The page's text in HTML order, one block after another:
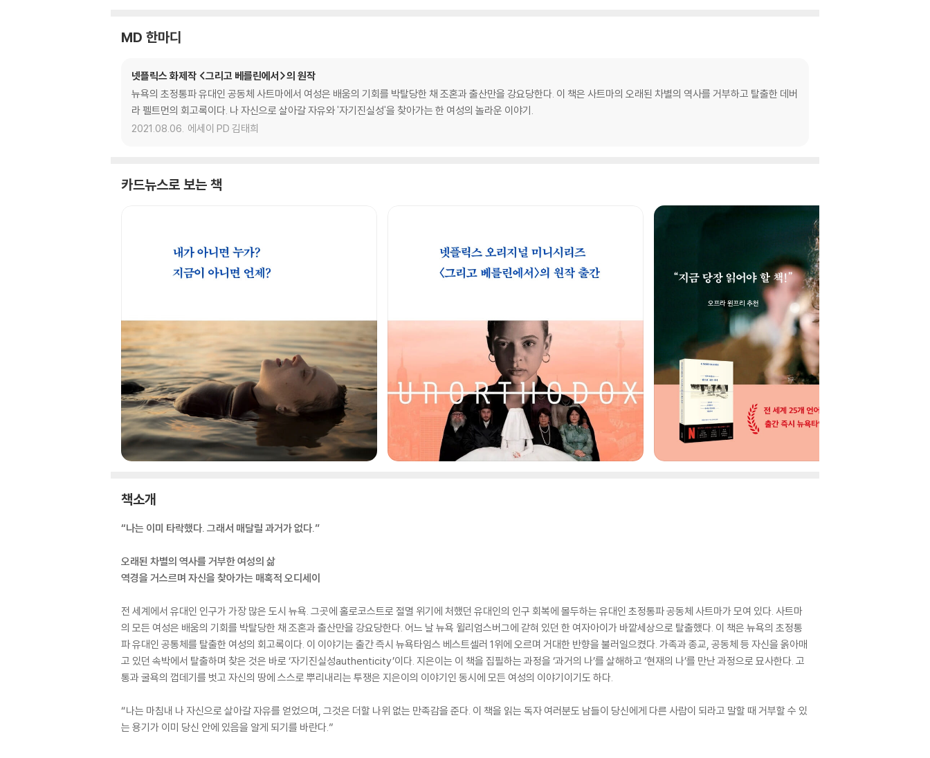
MD 한마디
넷플릭스 화제작 <그리고 베를린에서>의 원작
뉴욕의 초정통파 유대인 공동체 사트마에서 여성은 배움의 기회를 박탈당한 채 조혼과 출산만을 강요당한다. 이 책은 사트마의 오래된 차별의 역사를 거부하고 탈출한 데버
라 펠트먼의 회고록이다. 나 자신으로 살아갈 자유와 '자기진실성'을 찾아가는 한 여성의 놀라운 이야기.
2021.08.06. 에세이 PD 김태희
카드뉴스로 보는 책
책소개
“나는 이미 타락했다. 그래서 매달릴 과거가 없다.”
오래된 차별의 역사를 거부한 여성의 삶
역경을 거스르며 자신을 찾아가는 매혹적 오디세이
전 세계에서 유대인 인구가 가장 많은 도시 뉴욕. 그곳에 홀로코스트로 절멸 위기에 처했던 유대인의 인구 회복에 몰두하는 유대인 초정통파 공동체 사트마가 모여 있다. 사트마
의 모든 여성은 배움의 기회를 박탈당한 채 조혼과 출산만을 강요당한다. 어느 날 뉴욕 윌리엄스버그에 갇혀 있던 한 여자아이가 바깥세상으로 탈출했다. 이 책은 뉴욕의 초정통
파 유대인 공통체를 탈출한 여성의 회고록이다. 이 이야기는 출간 즉시 뉴욕타임스 베스트셀러 1위에 오르며 거대한 반향을 불러일으켰다. 가족과 종교, 공동체 등 자신을 옭아매
고 있던 속박에서 탈출하며 찾은 것은 바로 ‘자기진실성authenticity’이다. 지은이는 이 책을 집필하는 과정을 ‘과거의 나’를 살해하고 ‘현재의 나’를 만난 과정으로 묘사한다. 고
통과 굴욕의 껍데기를 벗고 자신의 땅에 스스로 뿌리내리는 투쟁은 지은이의 이야기인 동시에 모든 여성의 이야기이기도 하다.
“나는 마침내 나 자신으로 살아갈 자유를 얻었으며, 그것은 더할 나위 없는 만족감을 준다. 이 책을 읽는 독자 여러분도 남들이 당신에게 다른 사람이 되라고 말할 때 거부할 수 있
는 용기가 이미 당신 안에 있음을 알게 되기를 바란다.”